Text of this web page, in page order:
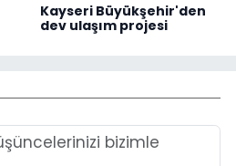
Kayseri Büyükşehir'den
dev ulaşım projesi